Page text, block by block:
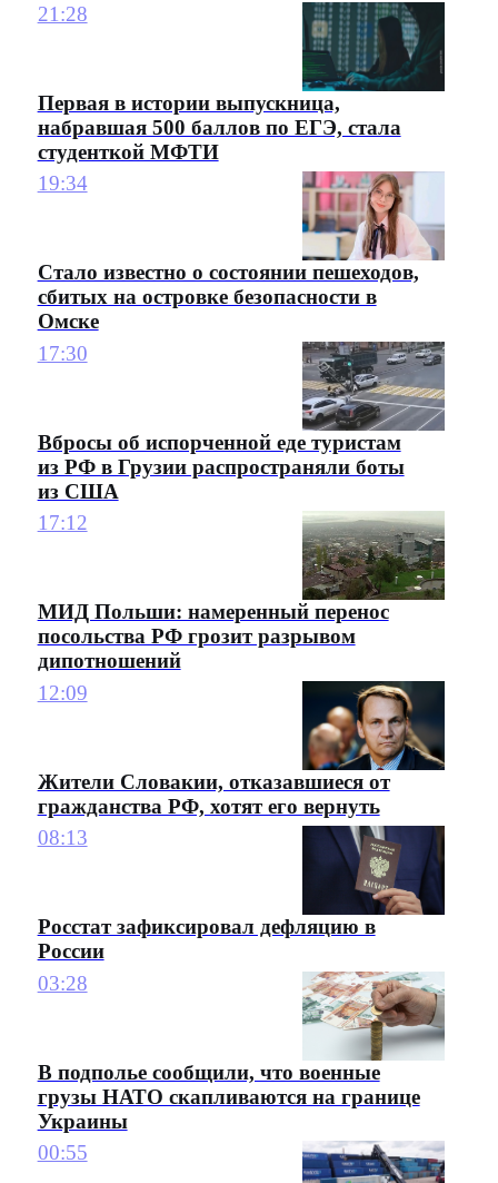
21:28
Первая в истории выпускница,
набравшая 500 баллов по ЕГЭ, стала
студенткой МФТИ
19:34
Стало известно о состоянии пешеходов,
сбитых на островке безопасности в
Омске
17:30
Вбросы об испорченной еде туристам
из РФ в Грузии распространяли боты
из США
17:12
МИД Польши: намеренный перенос
посольства РФ грозит разрывом
дипотношений
12:09
Жители Словакии, отказавшиеся от
гражданства РФ, хотят его вернуть
08:13
Росстат зафиксировал дефляцию в
России
03:28
В подполье сообщили, что военные
грузы НАТО скапливаются на границе
Украины
00:55